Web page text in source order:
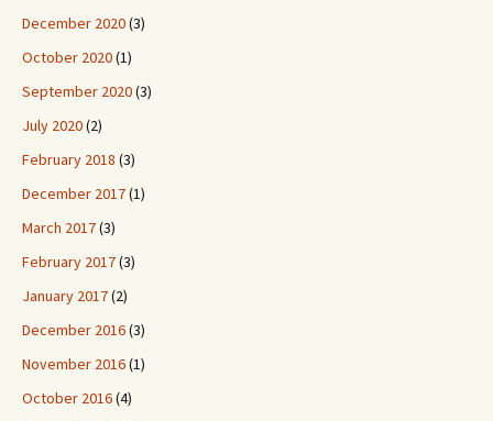
December 2020(3)
October 2020(1)
September 2020(3)
July 2020(2)
February 2018 (3)
December 2017(1)
March 2017(3)
February 2017(3)
January 2017(2)
December 2016(3)
November 2016(1)
October 2016(4)